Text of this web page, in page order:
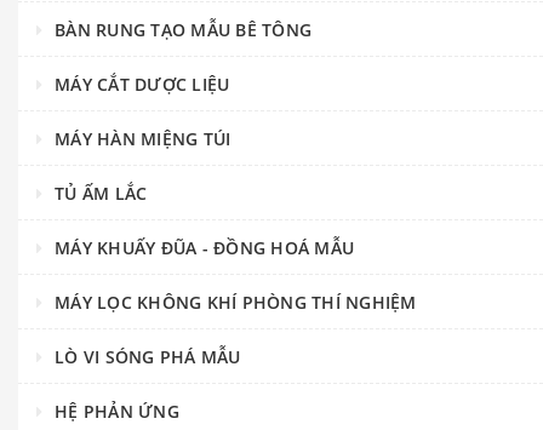
BÀN RUNG TẠO MẪU BÊ TÔNG
MÁY CẮT DƯỢC LIỆU
MÁY HÀN MIỆNG TÚI
TỦ ẤM LẮC
MÁY KHUẤY ĐŨA - ĐỒNG HOÁ MẪU
MÁY LỌC KHÔNG KHÍ PHÒNG THÍ NGHIỆM
LÒ VI SÓNG PHÁ MẪU
HỆ PHẢN ỨNG